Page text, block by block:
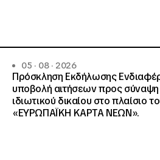
05 · 08 · 2026
Πρόσκληση Εκδήλωσης
υποβολή αιτήσεων προς
ιδιωτικού δικαίου στο πλαίσιο
«ΕΥΡΩΠΑΪΚΗ ΚΑΡΤΑ ΝΕΩΝ».